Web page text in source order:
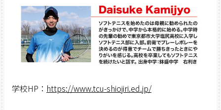
学校HP： https://www.tcu-shiojiri.ed.jp/